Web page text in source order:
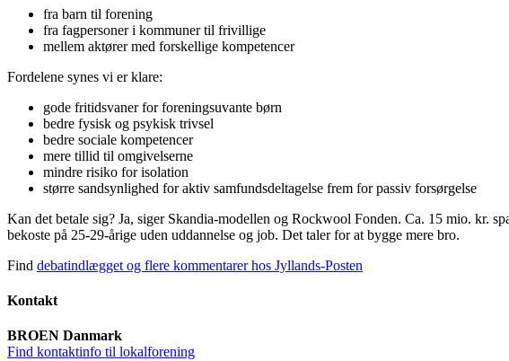
fra barn til forening
fra fagpersoner i kommuner til frivillige
mellem aktører med forskellige kompetencer
Fordelene synes vi er klare:
gode fritidsvaner for foreningsuvante børn
bedre fysisk og psykisk trivsel
bedre sociale kompetencer
mere tillid til omgivelserne
mindre risiko for isolation
større sandsynlighed for aktiv samfundsdeltagelse frem for passiv forsørgelse
Kan det betale sig? Ja, siger Skandia-modellen og Rockwool Fonden. Ca. 15 mio. kr.
bekoste på 25-29-årige uden uddannelse og job. Det taler for at bygge mere bro.
Find debatindlægget og flere kommentarer hos Jyllands-Posten
Kontakt
BROEN Danmark
Find kontaktinfo til lokalforening